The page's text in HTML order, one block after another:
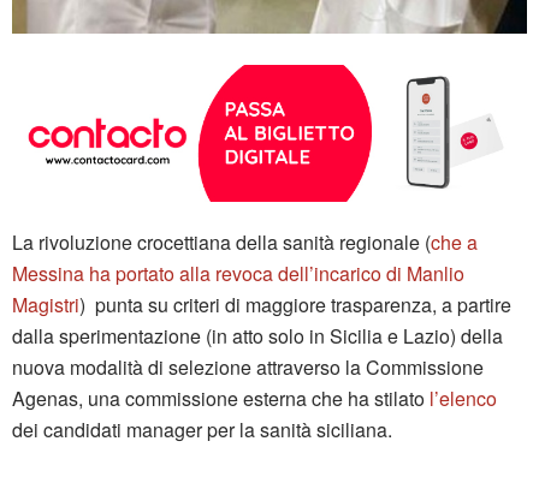
La rivoluzione crocettiana della sanità regionale (che a
Messina ha portato alla revoca dell’incarico di Manlio
Magistri) punta su criteri di maggiore trasparenza, a partire
dalla sperimentazione (in atto solo in Sicilia e Lazio) della
nuova modalità di selezione attraverso la Commissione
Agenas, una commissione esterna che ha stilato l’elenco
dei candidati manager per la sanità siciliana.